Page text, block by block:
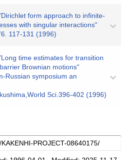
form approach to infinite-
with singular interactions"
117-131 (1996)
time estimates for transition
Brownian motions"
Russian symposium an
Sci.396-402 (1996)